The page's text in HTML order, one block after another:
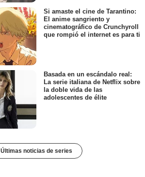
Si amaste el cine de Tarantino:
El anime sangriento y
cinematográfico de Crunchyroll
que rompió el internet es para ti
Basada en un escándalo real:
La serie italiana de Netflix sobre
la doble vida de las
adolescentes de élite
Últimas noticias de series